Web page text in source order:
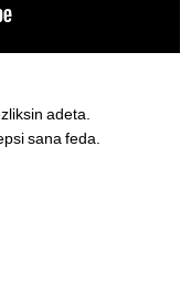
adeta.
sana feda.